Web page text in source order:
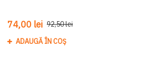
74,00 lei 92,50 lei
ADAUGĂ ÎN COȘ